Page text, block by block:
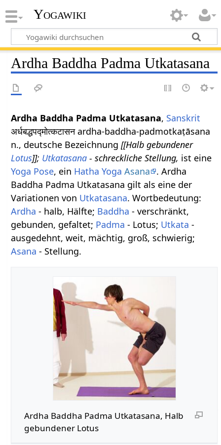
Yogawiki
Ardha Baddha Padma Utkatasana
Ardha Baddha Padma Utkatasana, Sanskrit
अर्धबद्धपद्मोत्कटासन ardha-baddha-padmotkaṭāsana
n., deutsche Bezeichnung[[Halb gebundener
Lotus]]; Utkatasana - schreckliche Stellung, ist eine
Yoga Pose, ein Hatha Yoga Asana
. Ardha
Baddha Padma Utkatasana gilt als eine der
Variationen von Utkatasana. Wortbedeutung:
Ardha - halb, Hälfte; Baddha - verschränkt,
gebunden, gefaltet; Padma - Lotus; Utkata -
ausgedehnt, weit, mächtig, groß, schwierig;
Asana - Stellung.
Ardha Baddha Padma Utkatasana, Halb
gebundener Lotus